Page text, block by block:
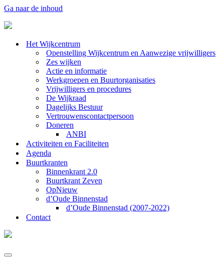
Ga naar de inhoud
Het Wijkcentrum
Openstelling Wijkcentrum en Aanwezige vrijwilligers
Zes wijken
Actie en informatie
Werkgroepen en Buurtorganisaties
Vrijwilligers en procedures
De Wijkraad
Dagelijks Bestuur
Vertrouwenscontactpersoon
Doneren
ANBI
Activiteiten en Faciliteiten
Agenda
Buurtkranten
Binnenkrant 2.0
Buurtkrant Zeven
OpNieuw
d’Oude Binnenstad
d’Oude Binnenstad (2007-2022)
Contact
Navigatie